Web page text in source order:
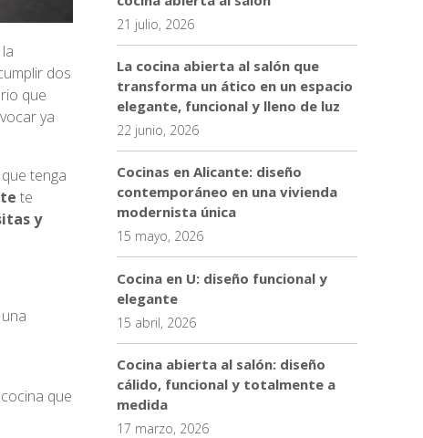
dos
que
ya
tenga
te
y
que
21 julio, 2026
La cocina abierta al salón que
transforma un ático en un espacio
elegante, funcional y lleno de luz
22 junio, 2026
Cocinas en Alicante: diseño
contemporáneo en una vivienda
modernista única
15 mayo, 2026
Cocina en U: diseño funcional y
elegante
15 abril, 2026
Cocina abierta al salón: diseño
cálido, funcional y totalmente a
medida
17 marzo, 2026